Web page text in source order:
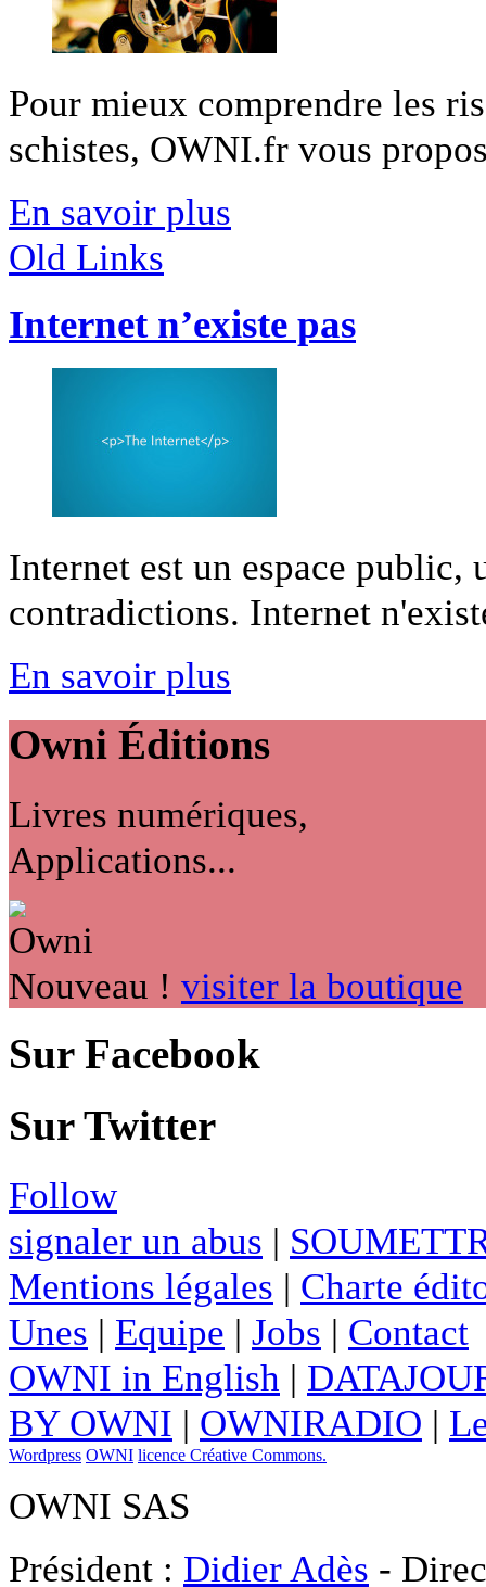
Pour mieux comprendre les
schistes, OWNI.fr vous
En savoir plus
Old Links
Internet n’existe pas
Internet est un espace public,
contradictions. Internet
En savoir plus
Owni Éditions
Livres numériques,
Applications...
Nouveau ! visiter la boutique
Sur Facebook
Sur Twitter
Follow
signaler un abus |
Mentions légales | Charte
Unes | Equipe | Jobs | Contact
OWNI in English |
BY OWNI | OWNIRADIO |
Wordpress OWNI licence Créative Commons.
OWNI SAS
Président : Didier Adès -